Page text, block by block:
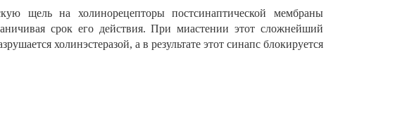
щель на холинорецепторы постсинаптической мембраны
срок его действия. При миастении этот сложнейший
холинэстеразой, а в результате этот синапс блокируется